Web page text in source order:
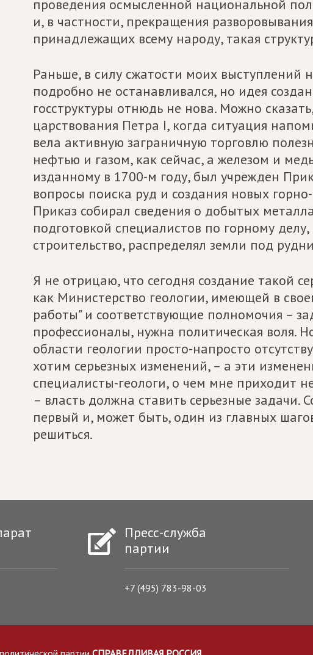
проведения осмысленной национальной
и, в частности, прекращения
принадлежащих всему народу, такая
Раньше, в силу сжатости моих выступлений
подробно не останавливался, но идея
госструктуры отнюдь не нова. Можно
царствования Петра I, когда ситуация
вела активную заграничную торговлю
нефтью и газом, как сейчас, а железом и
изданному в 1700-м году, был учрежден
вопросы поиска руд и создания новых
Приказ собирал сведения о добытых
подготовкой специалистов по горному
строительство, распределял земли под
Я не отрицаю, что сегодня создание такой
как Министерство геологии, имеющей в
работы" и соответствующие полномочия –
профессионалы, нужна политическая воля.
области геологии просто-напросто
хотим серьезных изменений, – а эти
специалисты-геологи, о чем мне приходит
– власть должна ставить серьезные задачи.
первый и, может быть, один из главных
решиться.
Пресс-служба
партии
+7 (495) 783-98-03